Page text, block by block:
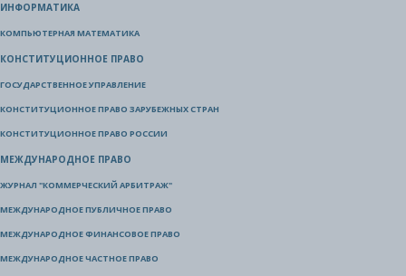
ИНФОРМАТИКА
КОМПЬЮТЕРНАЯ МАТЕМАТИКА
КОНСТИТУЦИОННОЕ ПРАВО
ГОСУДАРСТВЕННОЕ УПРАВЛЕНИЕ
КОНСТИТУЦИОННОЕ ПРАВО ЗАРУБЕЖНЫХ СТРАН
КОНСТИТУЦИОННОЕ ПРАВО РОССИИ
МЕЖДУНАРОДНОЕ ПРАВО
ЖУРНАЛ "КОММЕРЧЕСКИЙ АРБИТРАЖ"
МЕЖДУНАРОДНОЕ ПУБЛИЧНОЕ ПРАВО
МЕЖДУНАРОДНОЕ ФИНАНСОВОЕ ПРАВО
МЕЖДУНАРОДНОЕ ЧАСТНОЕ ПРАВО